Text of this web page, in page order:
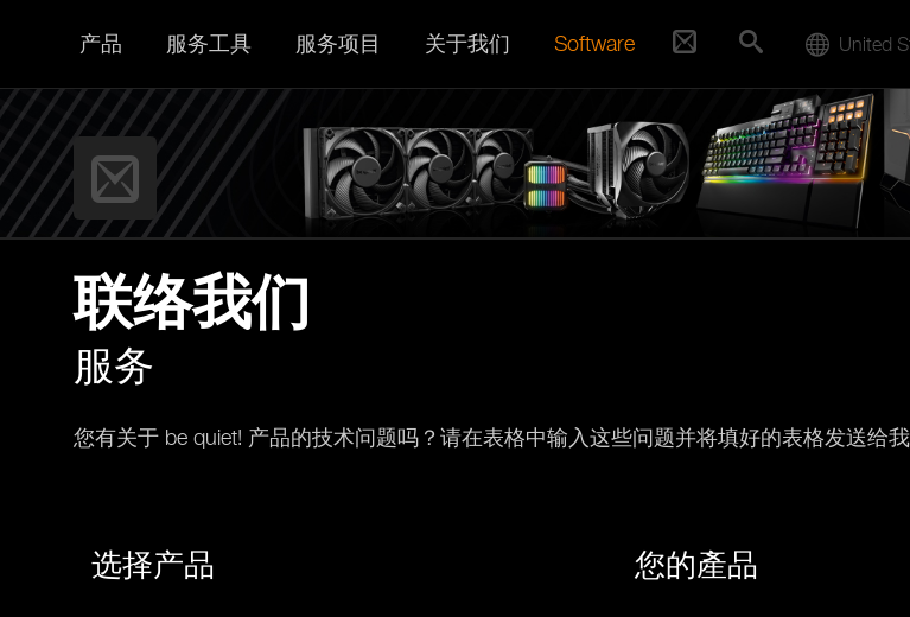
产品 服务工具 服务项目 关于我们 Software United
联络我们
服务
您有关于 be quiet! 产品的技术问题吗？请在表格中输入这些问题并将填好的表格发送给我
选择产品 您的產品